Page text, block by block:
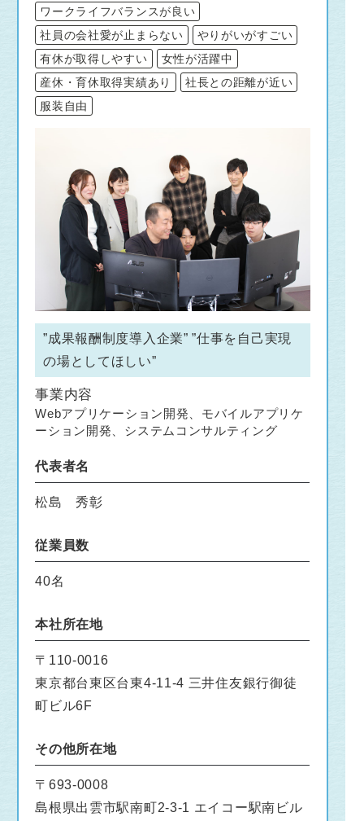
ワークライフバランスが良い
社員の会社愛が止まらない
やりがいがすごい
有休が取得しやすい
女性が活躍中
産休・育休取得実績あり
社長との距離が近い
服装自由
”成果報酬制度導入企業” ”仕事を自己実現
の場としてほしい”
事業内容
Webアプリケーション開発、モバイルアプリケ
ーション開発、システムコンサルティング
代表者名
松島 秀彰
従業員数
40名
本社所在地
〒110-0016
東京都台東区台東4-11-4 三井住友銀行御徒
町ビル6F
その他所在地
〒693-0008
島根県出雲市駅南町2-3-1 エイコー駅南ビル